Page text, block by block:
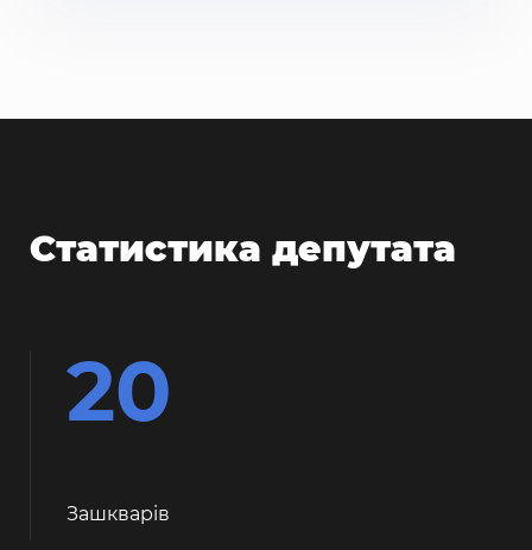
Статистика депутата
20
Зашкварiв